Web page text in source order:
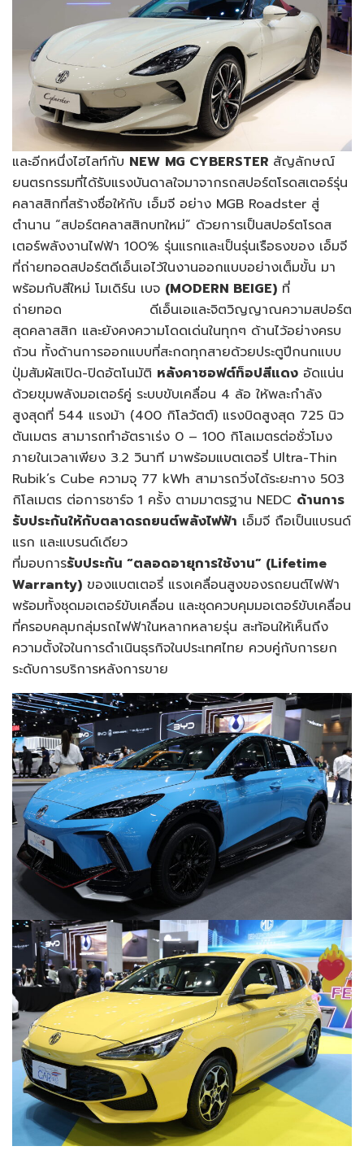
และอีกหนึ่งไฮไลท์กับ NEW MG CYBERSTER สัญลักษณ์
ยนตรกรรมที่ได้รับแรงบันดาลใจมาจากรถสปอร์ตโรดสเตอร์รุ่น
คลาสสิกที่สร้างชื่อให้กับ เอ็มจี อย่าง MGB Roadster สู่
ตำนาน “สปอร์ตคลาสสิกบทใหม่” ด้วยการเป็นสปอร์ตโรดส
เตอร์พลังงานไฟฟ้า 100% รุ่นแรกและเป็นรุ่นเรือธงของ เอ็มจี
ที่ถ่ายทอดสปอร์ตดีเอ็นเอไว้ในงานออกแบบอย่างเต็มขั้น มา
พร้อมกับสีใหม่ โมเดิร์น เบจ (MODERN BEIGE) ที่
ถ่ายทอด ดีเอ็นเอและจิตวิญญาณความสปอร์ต
สุดคลาสสิก และยังคงความโดดเด่นในทุกๆ ด้านไว้อย่างครบ
ถ้วน ทั้งด้านการออกแบบที่สะกดทุกสายด้วยประตูปีกนกแบบ
ปุ่มสัมผัสเปิด-ปิดอัตโนมัติ หลังคาซอฟต์ท็อปสีแดง อัดแน่น
ด้วยขุมพลังมอเตอร์คู่ ระบบขับเคลื่อน 4 ล้อ ให้พละกำลัง
สูงสุดที่ 544 แรงม้า (400 กิโลวัตต์) แรงบิดสูงสุด 725 นิว
ตันเมตร สามารถทำอัตราเร่ง 0 – 100 กิโลเมตรต่อชั่วโมง
ภายในเวลาเพียง 3.2 วินาที มาพร้อมแบตเตอรี่ Ultra-Thin
Rubik’s Cube ความจุ 77 kWh สามารถวิ่งได้ระยะทาง 503
กิโลเมตร ต่อการชาร์จ 1 ครั้ง ตามมาตรฐาน NEDC ด้านการ
รับประกันให้กับตลาดรถยนต์พลังไฟฟ้า เอ็มจี ถือเป็นแบรนด์
แรก และแบรนด์เดียว
ที่มอบการรับประกัน “ตลอดอายุการใช้งาน” (Lifetime
Warranty) ของแบตเตอรี่ แรงเคลื่อนสูงของรถยนต์ไฟฟ้า
พร้อมทั้งชุดมอเตอร์ขับเคลื่อน และชุดควบคุมมอเตอร์ขับเคลื่อน
ที่ครอบคลุมกลุ่มรถไฟฟ้าในหลากหลายรุ่น สะท้อนให้เห็นถึง
ความตั้งใจในการดำเนินธุรกิจในประเทศไทย ควบคู่กับการยก
ระดับการบริการหลังการขาย